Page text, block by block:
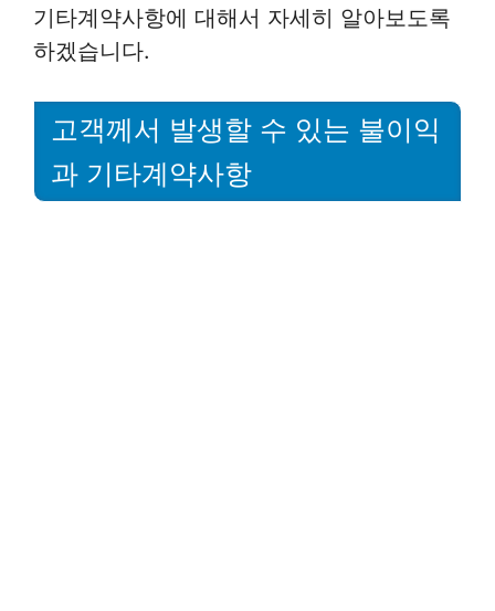
기타계약사항에 대해서 자세히 알아보도록
하겠습니다.
고객께서 발생할 수 있는 불이익
과 기타계약사항